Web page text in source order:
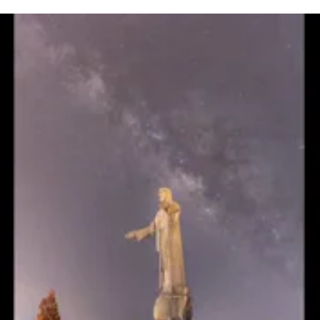
Whatsapp
Quesada ha vuelto a sorprender a sus